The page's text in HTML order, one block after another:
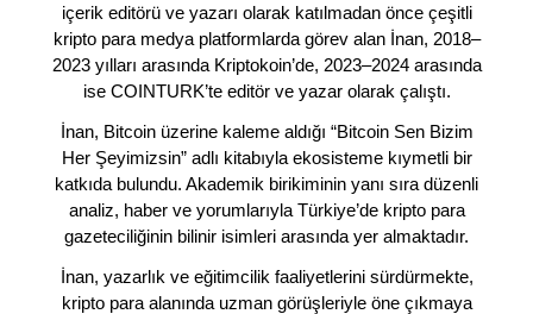
içerik editörü ve yazarı olarak katılmadan önce çeşitli
kripto para medya platformlarda görev alan İnan, 2018–
2023 yılları arasında Kriptokoin’de, 2023–2024 arasında
ise COINTURK’te editör ve yazar olarak çalıştı.
İnan, Bitcoin üzerine kaleme aldığı “Bitcoin Sen Bizim
Her Şeyimizsin” adlı kitabıyla ekosisteme kıymetli bir
katkıda bulundu. Akademik birikiminin yanı sıra düzenli
analiz, haber ve yorumlarıyla Türkiye’de kripto para
gazeteciliğinin bilinir isimleri arasında yer almaktadır.
İnan, yazarlık ve eğitimcilik faaliyetlerini sürdürmekte,
kripto para alanında uzman görüşleriyle öne çıkmaya